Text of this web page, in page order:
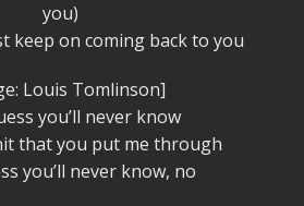
you)
keep on coming back to you
Louis Tomlinson]
you’ll never know
that you put me through
you’ll never know, no